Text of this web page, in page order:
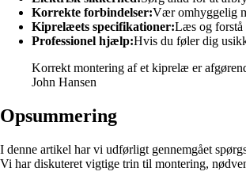
Korrekte forbindelser:Vær omhyggelig
Kiprelæets specifikationer:Læs og forstå
Professionel hjælp:Hvis du føler dig
Korrekt montering af et kiprelæ er
John Hansen
Opsummering
I denne artikel har vi udførligt gennemgået
Vi har diskuteret vigtige trin til montering,